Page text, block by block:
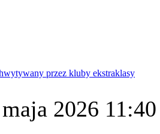
przez kluby ekstraklasy
2026 11:40